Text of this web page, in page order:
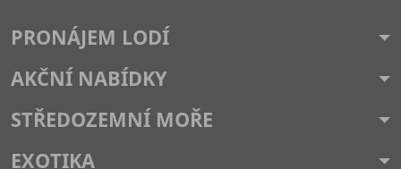
PRONÁJEM LODÍ
AKČNÍ NABÍDKY
STŘEDOZEMNÍ MOŘE
EXOTIKA